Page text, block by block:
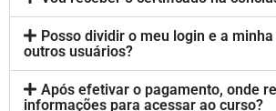
Posso dividir o meu login e a
outros usuários?
Após efetivar o pagamento, onde
informações para acessar ao curso?